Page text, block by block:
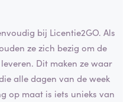
bij Licentie2GO. Als
ze zich bezig om de
Dit maken ze waar
alle dagen van de week
op maat is iets unieks van